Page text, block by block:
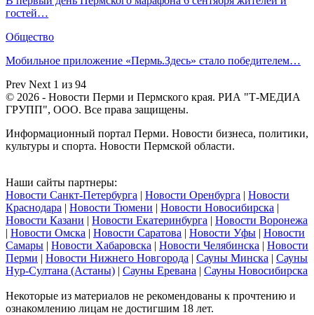
гостей…
Общество
Мобильное приложение «Пермь.Здесь» стало победителем…
Prev Next 1 из 94
© 2026 - Новости Перми и Пермского края. РИА "Т-МЕДИА
ГРУПП", ООО. Все права защищены.
Информационный портал Перми. Новости бизнеса, политики,
культуры и спорта. Новости Пермской области.
Наши сайты партнеры:
Новости Санкт-Петербурга | Новости Оренбурга | Новости
Краснодара | Новости Тюмени | Новости Новосибирска |
Новости Казани | Новости Екатеринбурга | Новости Воронежа
| Новости Омска | Новости Саратова | Новости Уфы | Новости
Самары | Новости Хабаровска | Новости Челябинска | Новости
Перми | Новости Нижнего Новгорода | Сауны Минска | Сауны
Нур-Султана (Астаны) | Сауны Еревана | Сауны Новосибирска
Некоторые из материалов не рекомендованы к прочтению и
ознакомлению лицам не достигшим 18 лет.